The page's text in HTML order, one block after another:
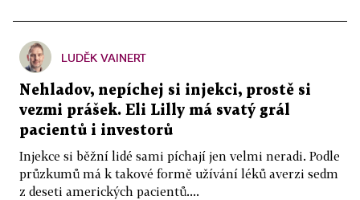
LUDĚK VAINERT
Nehladov, nepíchej si injekci, prostě si
vezmi prášek. Eli Lilly má svatý grál
pacientů i investorů
Injekce si běžní lidé sami píchají jen velmi neradi. Podle
průzkumů má k takové formě užívání léků averzi sedm
z deseti amerických pacientů....